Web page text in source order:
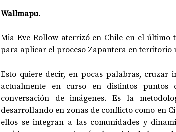
Wallmapu.
Mia Eve Rollow aterrizó en Chile en el último
para aplicar el proceso Zapantera en territorio
Esto quiere decir, en pocas palabras, cruzar
actualmente en curso en distintos
conversación de imágenes. Es la
desarrollando en zonas de conflicto como en
ellos se integran a las comunidades y